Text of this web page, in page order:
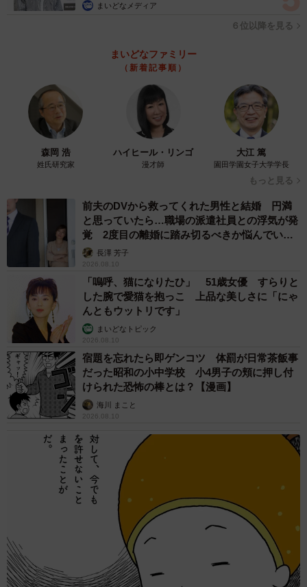
まいどなメディア
６位以降を見る
まいどなファミリー
（新着記事順）
森岡 浩
姓氏研究家
ハイヒール・リンゴ
漫才師
大江 篤
園田学園女子大学学長
もっと見る
前夫のDVから救ってくれた男性と結婚 円満
と思っていたら…職場の派遣社員との浮気が発
覚 2度目の離婚に踏み切るべきか悩んでいま
す【夫婦関係修復カウンセラーが解説】
長澤 芳子
2026.08.10
「嗚呼、猫になりたひ」 51歳女優 すらりと
した腕で愛猫を抱っこ 上品な美しさに「にゃ
んともウットリです」
まいどなトピック
2026.08.10
宿題を忘れたら即ゲンコツ 体罰が日常茶飯事
だった昭和の小中学校 小4男子の頬に押し付
けられた恐怖の棒とは？【漫画】
海川 まこと
2026.08.10